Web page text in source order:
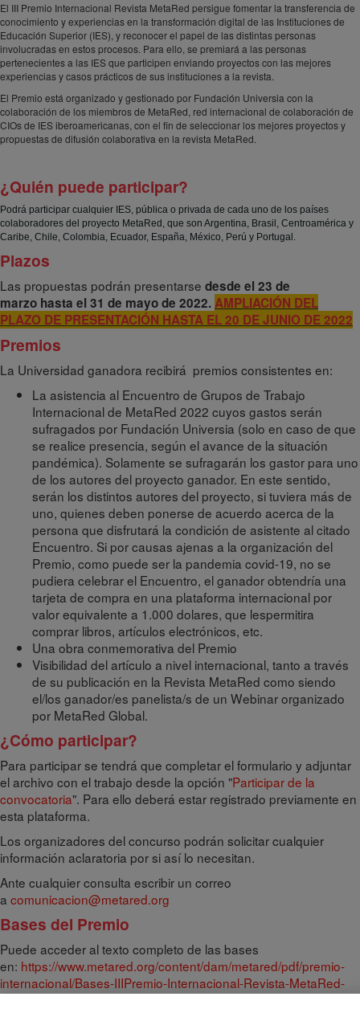
El III Premio Internacional Revista MetaRed persigue fomentar la transferencia de
conocimiento y experiencias en la transformación digital de las Instituciones de
Educación Superior (IES), y reconocer el papel de las distintas personas
involucradas en estos procesos. Para ello, se premiará a las personas
pertenecientes a las IES que participen enviando proyectos con las mejores
experiencias y casos prácticos de sus instituciones a la revista.
El Premio está organizado y gestionado por Fundación Universia con la
colaboración de los miembros de MetaRed, red internacional de colaboración de
CIOs de IES iberoamericanas, con el fin de seleccionar los mejores proyectos y
propuestas de difusión colaborativa en la revista MetaRed.
¿Quién puede participar?
Podrá participar cualquier IES, pública o privada de cada uno de los países
colaboradores del proyecto MetaRed, que son Argentina, Brasil, Centroamérica y
Caribe, Chile, Colombia, Ecuador, España, México, Perú y Portugal.
Plazos
Las propuestas podrán presentarse desde el 23 de
marzo hasta el 31 de mayo de 2022.AMPLIACIÓN DEL
PLAZO DE PRESENTACIÓN HASTA EL 20 DE JUNIO DE 2022
Premios
La Universidad ganadora recibirá premios consistentes en:
La asistencia al Encuentro de Grupos de Trabajo
Internacional de MetaRed 2022 cuyos gastos serán
sufragados por Fundación Universia (solo en caso de que
se realice presencia, según el avance de la situación
pandémica). Solamente se sufragarán los gastor para uno
de los autores del proyecto ganador. En este sentido,
serán los distintos autores del proyecto, si tuviera más de
uno, quienes deben ponerse de acuerdo acerca de la
persona que disfrutará la condición de asistente al citado
Encuentro. Si por causas ajenas a la organización del
Premio, como puede ser la pandemia covid-19, no se
pudiera celebrar el Encuentro, el ganador obtendría una
tarjeta de compra en una plataforma internacional por
valor equivalente a 1.000 dolares, que lespermitira
comprar libros, artículos electrónicos, etc.
Una obra conmemorativa del Premio
Visibilidad del artículo a nivel internacional, tanto a través
de su publicación en la Revista MetaRed como siendo
el/los ganador/es panelista/s de un Webinar organizado
por MetaRed Global.
¿Cómo participar?
Para participar se tendrá que completar el formulario y adjuntar
el archivo con el trabajo desde la opción "Participar de la
convocatoria". Para ello deberá estar registrado previamente en
esta plataforma.
Los organizadores del concurso podrán solicitar cualquier
información aclaratoria por si así lo necesitan.
Ante cualquier consulta escribir un correo
a comunicacion@metared.org
Bases del Premio
Puede acceder al texto completo de las bases
en: https://www.metared.org/content/dam/metared/pdf/premio-
internacional/Bases-IIIPremio-Internacional-Revista-MetaRed-
2022.pdf